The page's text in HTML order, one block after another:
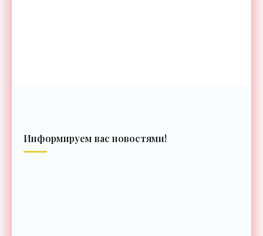
Информируем вас новостями!